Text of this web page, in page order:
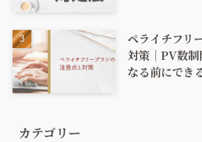
ペライチフリ
対策｜PV数
なる前にでき
カテゴリー